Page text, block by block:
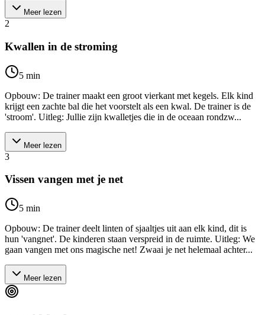
Meer lezen
2
Kwallen in de stroming
5 min
Opbouw: De trainer maakt een groot vierkant met kegels. Elk kind
krijgt een zachte bal die het voorstelt als een kwal. De trainer is de
'stroom'. Uitleg: Jullie zijn kwalletjes die in de oceaan rondzw...
Meer lezen
3
Vissen vangen met je net
5 min
Opbouw: De trainer deelt linten of sjaaltjes uit aan elk kind, dit is
hun 'vangnet'. De kinderen staan verspreid in de ruimte. Uitleg: We
gaan vangen met ons magische net! Zwaai je net helemaal achter...
Meer lezen